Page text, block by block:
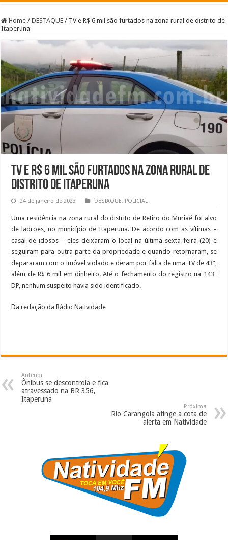
Home / DESTAQUE / TV e R$ 6 mil são furtados na zona rural de distrito de
Itaperuna
TV e R$ 6 mil são furtados na zona rural de
distrito de Itaperuna
24 de janeiro de 2023 DESTAQUE, POLICIAL
Uma residência na zona rural do distrito de Retiro do Muriaé foi alvo
de ladrões, no município de Itaperuna. De acordo com as vítimas –
casal de idosos – eles deixaram o local na última sexta-feira (20) e
seguiram para outra parte da propriedade e quando retornaram, se
depararam com o imóvel violado e deram por falta de uma TV de 43”,
além de R$ 6 mil em dinheiro. Até o fechamento do registro na 143ª
DP, nenhum suspeito havia sido identificado.
Da redação da Rádio Natividade
Anterior
Ônibus se descontrola e fica
atravessado na BR 356,
Itaperuna
Próxima
Rio Carangola atinge a cota de
alerta em Natividade